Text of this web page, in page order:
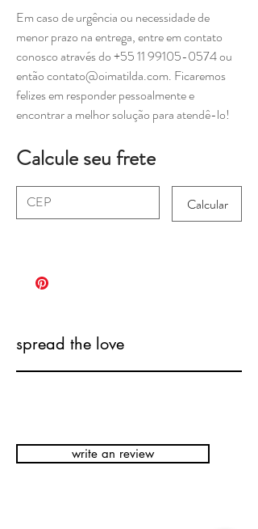
Em caso de urgência ou necessidade de
menor prazo na entrega, entre em contato
conosco através do +55 11 99105-0574 ou
então contato@oimatilda.com. Ficaremos
felizes em responder pessoalmente e
encontrar a melhor solução para atendê-lo!
Calcule seu frete
Calcular
spread the love
write an review